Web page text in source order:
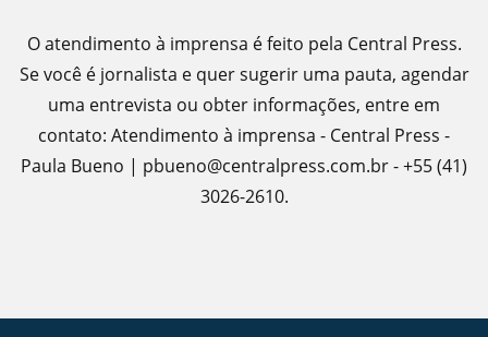
O atendimento à imprensa é feito pela Central Press.
Se você é jornalista e quer sugerir uma pauta, agendar
uma entrevista ou obter informações, entre em
contato: Atendimento à imprensa - Central Press -
Paula Bueno | pbueno@centralpress.com.br - +55 (41)
3026-2610.